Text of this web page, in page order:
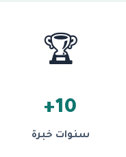
🏆
10+
سنوات خبرة